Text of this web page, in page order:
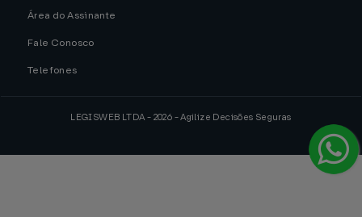
Área do Assinante
Fale Conosco
Telefones
LEGISWEB LTDA - 2026 - Agilize Decisões Seguras